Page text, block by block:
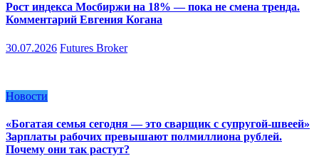
Рост индекса Мосбиржи на 18% — пока не смена тренда.
Комментарий Евгения Когана
30.07.2026 Futures Broker
Новости
«Богатая семья сегодня — это сварщик с супругой-швеей»
Зарплаты рабочих превышают полмиллиона рублей.
Почему они так растут?